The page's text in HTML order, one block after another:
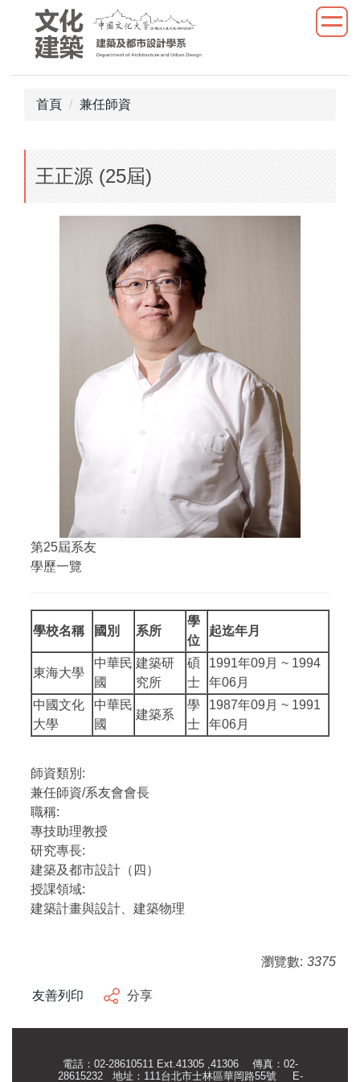
首頁 兼任師資
王正源 (25屆)
第25屆系友
學歷一覽
學校名稱 國別 系所
學
位
起迄年月
東海大學
中華民
國
建築研
究所
碩
士
1991年09月 ~ 1994
年06月
中國文化
大學
中華民
國
建築系
學
士
1987年09月 ~ 1991
年06月
師資類別:
兼任師資/系友會會長
職稱:
專技助理教授
研究專長:
建築及都市設計（四）
授課領域:
建築計畫與設計、建築物理
瀏覽數: 3375
友善列印 分享
電話：02-28610511 Ext.41305 ,41306 傳真：02-
28615232 地址：111台北市士林區華岡路55號
E-